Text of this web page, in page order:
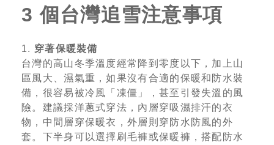
3 個台灣追雪注意事項
1. 穿著保暖裝備
台灣的高山冬季溫度經常降到零度以下，加上山
區風大、濕氣重，如果沒有合適的保暖和防水裝
備，很容易被冷風「凍僵」，甚至引發失溫的風
險。建議採洋蔥式穿法，內層穿吸濕排汗的衣
物，中間層穿保暖衣，外層則穿防水防風的外
套。下半身可以選擇刷毛褲或保暖褲，搭配防水